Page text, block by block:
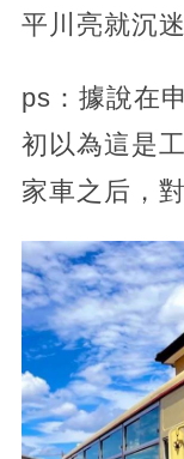
平川亮就沉
ps：據說在
初以為這是
家車之后，